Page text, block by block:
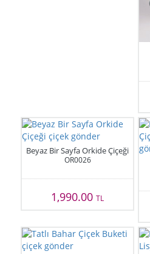
Beyaz Bir Sayfa Orkide Çiçeği
OR0026
1,990.00TL